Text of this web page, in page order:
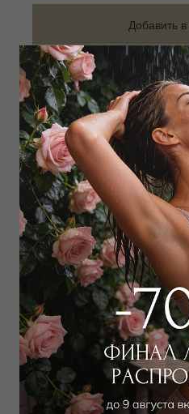
Лиф бандо
Добавить